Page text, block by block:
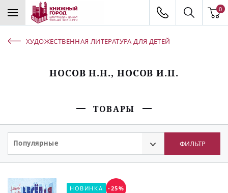
0
ХУДОЖЕСТВЕННАЯ ЛИТЕРАТУРА ДЛЯ ДЕТЕЙ
НОСОВ Н.Н., НОСОВ И.П.
ТОВАРЫ
Популярные ФИЛЬТР
НОВИНКА -25%